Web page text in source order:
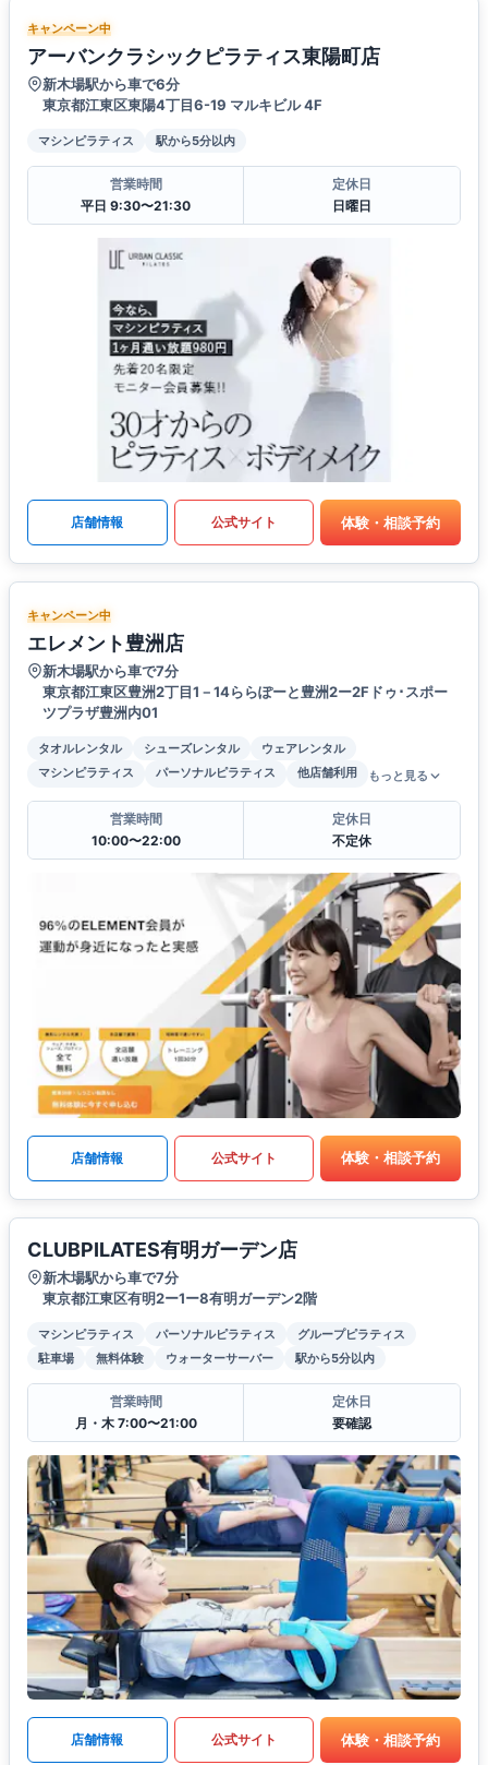
キャンペーン中
アーバンクラシックピラティス東陽町店
新木場駅から車で6分
東京都江東区東陽4丁目6-19 マルキビル 4F
マシンピラティス 駅から5分以内
営業時間
平日 9:30〜21:30
定休日
日曜日
店舗情報 公式サイト 体験・相談予約
キャンペーン中
エレメント豊洲店
新木場駅から車で7分
東京都江東区豊洲2丁目1－14ららぽーと豊洲2ー2Fドゥ･スポー
ツプラザ豊洲内01
タオルレンタル シューズレンタル
ウェアレンタル
マシンピラティス
パーソナルピラティス 他店舗利用 もっと見る
営業時間
10:00〜22:00
定休日
不定休
店舗情報 公式サイト 体験・相談予約
CLUBPILATES有明ガーデン店
新木場駅から車で7分
東京都江東区有明2ー1ー8有明ガーデン2階
マシンピラティス パーソナルピラティス
グループピラティス
駐車場
無料体験 ウォーターサーバー 駅から5分以内
営業時間
月・木 7:00〜21:00
定休日
要確認
店舗情報 公式サイト 体験・相談予約